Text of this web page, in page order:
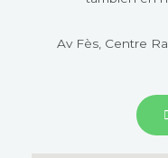
Av Fès, Centre